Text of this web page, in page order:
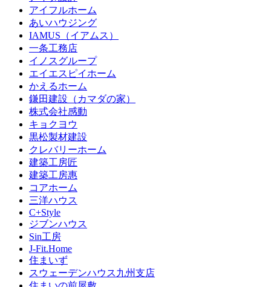
アイフルホーム
あいハウジング
IAMUS（イアムス）
一条工務店
イノスグループ
エイエスピイホーム
かえるホーム
鎌田建設（カマダの家）
株式会社感動
キョクヨウ
黒松製材建設
クレバリーホーム
建築工房匠
建築工房惠
コアホーム
三洋ハウス
C+Style
ジブンハウス
Sin工房
J-Fit.Home
住まいず
スウェーデンハウス九州支店